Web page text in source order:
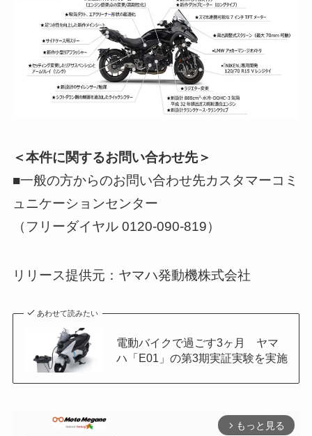
＜本件に関するお問い合わせ先＞
■一般の方からのお問い合わせ先カスタマーコミ
ュニケーションセンター
（フリーダイヤル 0120-090-819）
リリース提供元：ヤマハ発動機株式会社
あわせて読みたい
電動バイクで過ごす3ヶ月 ヤマ
ハ「E01」の第3期実証実験を実施
arrow_forward_ios もっと見る